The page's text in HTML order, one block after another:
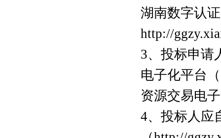
湖南数字认
http://
3、投标申请
电子化平台
资源交易电
4、投标人应